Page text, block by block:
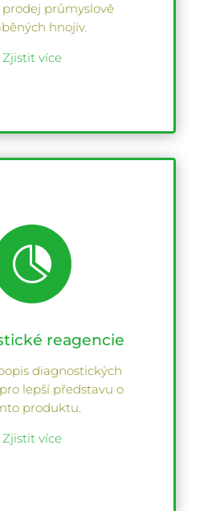
průmyslově
hnojiv.
Zjistit více

reagencie
diagnostických
lepší představu o
produktu.
Zjistit více